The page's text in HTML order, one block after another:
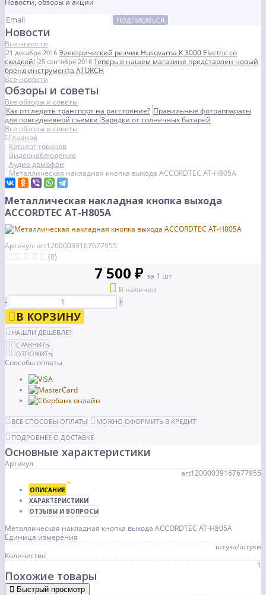
Новости, обзоры и акции
ПОДПИСАТЬСЯ
Новости
Все новости
21 декабря 2016 Электрический резчик Husqvarna K 3000 Electric со
скидкой! 25 сентября 2016 Теперь в нашем магазине представлен новый
бренд инструмента ATORCH
Все новости
Обзоры и советы
Все обзоры и советы
Как отследить транспорт на расстояние? Правильные фотоаппараты
для повседневной съемкиЗарядки от солнечных батарей
Все обзоры и советы
Главная
Каталог товаров
Видеонаблюдение
Аудио домофон
Металлическая накладная кнопка выхода ACCORDTEC AT-H805A
Металлическая накладная кнопка выхода
ACCORDTEC AT-H805A
Артикул: art12000039167677955
(0)
7 500 ₽ за 1 шт
В наличии
-
+
В КОРЗИНУ
НАШЛИ ДЕШЕВЛЕ?
СРАВНИТЬ
ОТЛОЖИТЬ
Способы оплаты
ВСЕ СПОСОБЫ ОПЛАТЫ
МОЖНО ОФОРМИТЬ В КРЕДИТ
ПОДРОБНЕЕ О ДОСТАВКЕ
Основные характеристики
Артикул
art12000039167677955
ОПИСАНИЕ
ХАРАКТЕРИСТИКИ
ОТЗЫВЫ И ВОПРОСЫ
Металлическая накладная кнопка выхода ACCORDTEC AT-H805A
Единица измерения
штука/штуки
Количество
1
Похожие товары
Быстрый просмотр